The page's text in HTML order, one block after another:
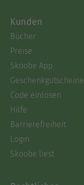
Kunden
Bücher
Preise
Skoobe App
Geschenkgutscheine
Code einlösen
Hilfe
Barrierefreiheit
Login
Skoobe liest